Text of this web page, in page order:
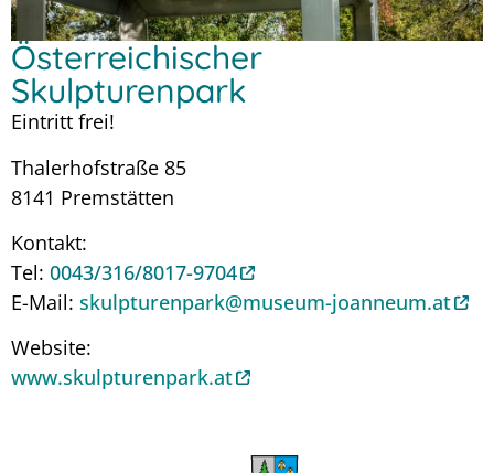
Österreichischer
Skulpturenpark
Eintritt frei!
Thalerhofstraße 85
8141 Premstätten
Kontakt:
Tel: 0043/316/8017-9704
E-Mail: skulpturenpark@museum-joanneum.at
Website:
www.skulpturenpark.at